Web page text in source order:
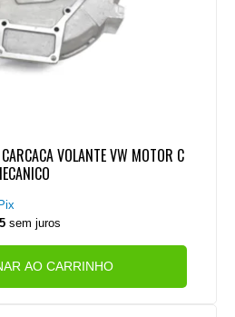
VOLANTE VW MOTOR C
sem juros
AO CARRINHO